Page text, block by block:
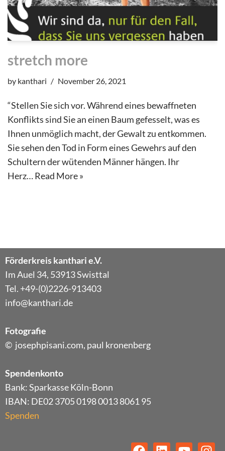
stretch more
by kanthari November 26, 2021
“Stellen Sie sich vor. Während eines bewaffneten
Konflikts sind Sie an einen Baum gefesselt, was es
Ihnen unmöglich macht, der Gewalt zu entkommen.
Sie sehen den Tod in Form eines Gewehrs auf den
Schultern der wütenden Männer hängen. Ihr
Herz…Read More »
Förderkreis kanthari e.V.
Im Auel 34, 53913 Swisttal
Tel. +49-(0)2226-913403
info@kanthari.de
Fotografie
© josephpisani.com, paul kronenberg
Spendenkonto
Bank: Sparkasse Köln-Bonn
IBAN: DE02 3705 0198 0013 8061 95
Spenden